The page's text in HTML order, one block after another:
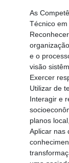
As
Técnico
e o
visão
Exercer
Utilizar de
Interagir e
planos
Aplicar nas